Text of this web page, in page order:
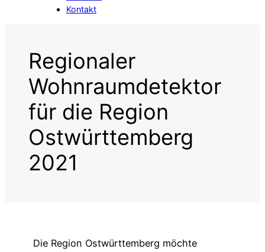
Kontakt
Regionaler
Wohnraumdetektor
für die Region
Ostwürttemberg
2021
Die Region Ostwürttemberg möchte